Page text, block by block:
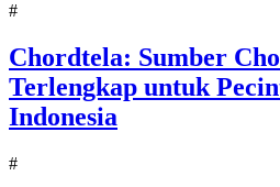
#
Chordtela: Sumber
Terlengkap untuk
Indonesia
#